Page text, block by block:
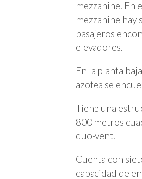
mezzanine. En
mezzanine hay
pasajeros
elevadores.
En la planta
azotea se
Tiene una
800 metros
duo-vent.
Cuenta con
capacidad de